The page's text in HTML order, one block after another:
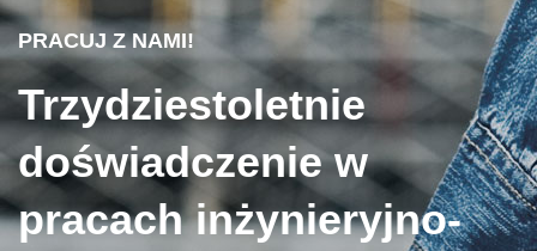
PRACUJ Z NAMI!
Trzydziestoletnie
doświadczenie w
pracach inżynieryjno-